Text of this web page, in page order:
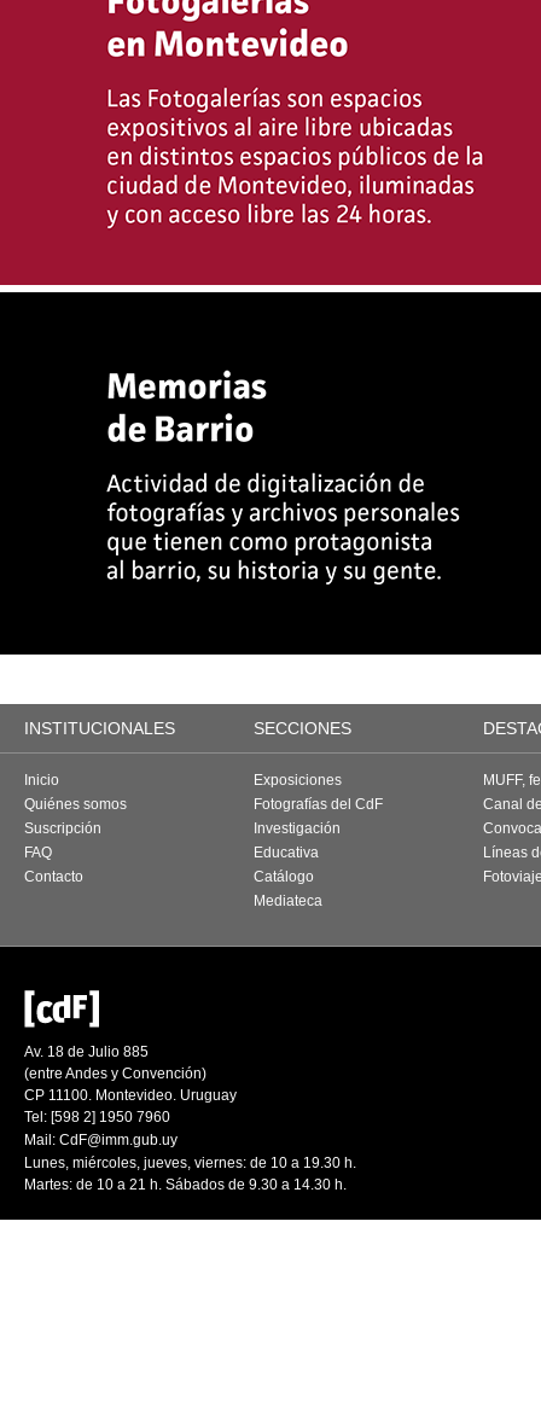
INSTITUCIONALES SECCIONES
Inicio
Quiénes somos
Suscripción
FAQ
Contacto
Exposiciones
Fotografías del CdF
Investigación
Educativa
Catálogo
Mediateca
MUFF,
Canal
Líneas
Av. 18 de Julio 885
(entre Andes y Convención)
CP 11100. Montevideo. Uruguay
Tel: [598 2] 1950 7960
Mail: CdF@imm.gub.uy
Lunes, miércoles, jueves, viernes: de 10 a 19.30 h.
Martes: de 10 a 21 h. Sábados de 9.30 a 14.30 h.